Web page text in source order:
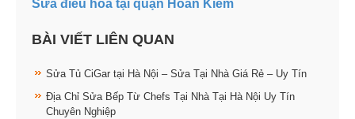
Sửa điều hòa tại quận Hoàn Kiếm
BÀI VIẾT LIÊN QUAN
Sửa Tủ CiGar tại Hà Nội – Sửa Tại Nhà Giá Rẻ – Uy Tín
Địa Chỉ Sửa Bếp Từ Chefs Tại Nhà Tại Hà Nội Uy Tín
Chuyên Nghiệp